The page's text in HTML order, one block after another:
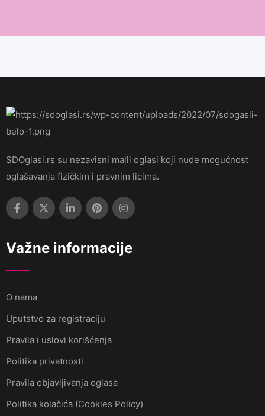
SDOglasi.rs su nezavisni malli oglasi koji nude mogućnost
oglašavanja fizičkim i pravnim licima.
Važne informacije
O nama
Uputstvo za registraciju
Pravila i uslovi korišćenja
Politika privatnosti
Pravila objavljivanja oglasa
Politika kolačića (Cookies Policy)